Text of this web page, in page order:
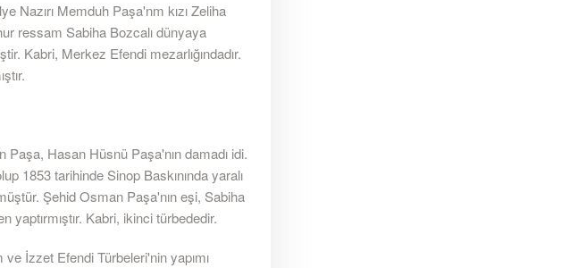
Nazırı Memduh Paşa'nm kızı Zeliha
ressam Sabiha Bozcalı dünyaya
Kabri, Merkez Efendi mezarlığındadır.
Hasan Hüsnü Paşa'nın damadı idi.
1853 tarihinde Sinop Baskınında yaralı
Şehid Osman Paşa'nın eşi, Sabiha
yaptırmıştır. Kabri, ikinci türbededir.
İzzet Efendi Türbeleri'nin yapımı